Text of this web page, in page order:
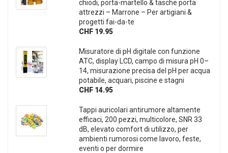
chiodi, porta-martello & tasche porta
attrezzi – Marrone – Per artigiani &
progetti fai-da-te
CHF 19.95
Misuratore di pH digitale con funzione
ATC, display LCD, campo di misura pH 0–
14, misurazione precisa del pH per acqua
potabile, acquari, piscine e stagni
CHF 14.95
Tappi auricolari antirumore altamente
efficaci, 200 pezzi, multicolore, SNR 33
dB, elevato comfort di utilizzo, per
ambienti rumorosi come lavoro, feste,
eventi o per dormire